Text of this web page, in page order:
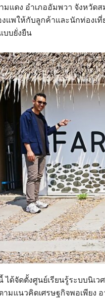
มแดง อำเภออัมพวา จังหวัด
แพให้กับลูกค้าและนักท่องเ
บบยั่งยืน
ได้จัดตั้งศูนย์เรียนรู้ระบบนิเ
ามแนวคิดเศรษฐกิจพอเพียง